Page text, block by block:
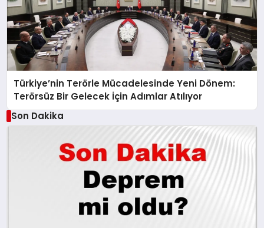
Türkiye’nin Terörle Mücadelesinde Yeni Dönem:
Terörsüz Bir Gelecek İçin Adımlar Atılıyor
Son Dakika